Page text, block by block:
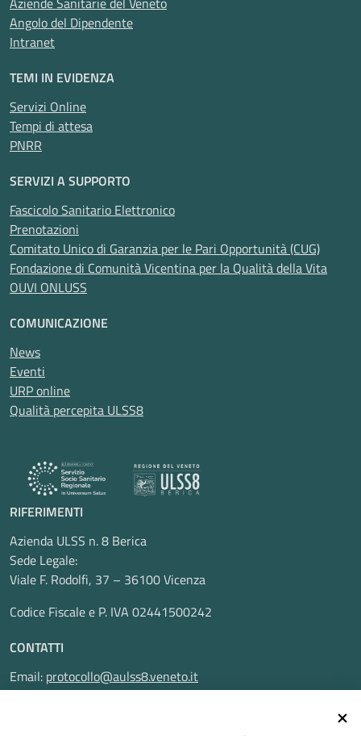
Angolo del Dipendente
Intranet
TEMI IN EVIDENZA
Servizi Online
Tempi di attesa
PNRR
SERVIZI A SUPPORTO
Fascicolo Sanitario Elettronico
Prenotazioni
Comitato Unico di Garanzia per le Pari Opportunità (CUG)
Fondazione di Comunità Vicentina per la Qualità della Vita
OUVI ONLUSS
COMUNICAZIONE
News
Eventi
URP online
Qualità percepita ULSS8
RIFERIMENTI
Azienda ULSS n. 8 Berica
Sede Legale:
Viale F. Rodolfi, 37 – 36100 Vicenza
Codice Fiscale e P. IVA 02441500242
CONTATTI
Email: protocollo@aulss8.veneto.it
Pec:protocollo.aulss8@pecveneto.it